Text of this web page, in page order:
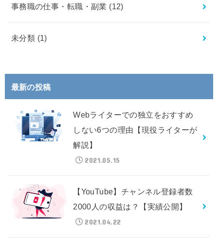
事務職の仕事・転職・副業 (12)
未分類 (1)
最新の投稿
Webライターでの独立をおすすめ
しない6つの理由【現役ライターが
解説】
2021.05.15
【YouTube】チャンネル登録者数
2000人の収益は？【実績公開】
2021.04.22